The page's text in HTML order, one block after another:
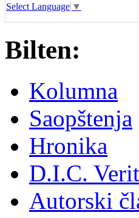
Select Language ▼
Bilten:
Kolumna
Saopštenja
Hronika
D.I.C.
Autorski